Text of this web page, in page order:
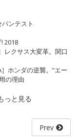
パンテスト
! 2018
レクサス大変革。関口
ホンダの逆襲。“エー
の理由
Prev